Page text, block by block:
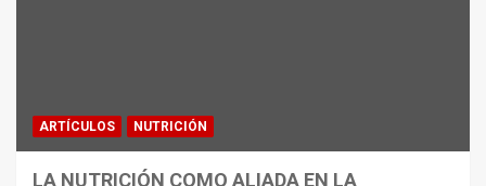
ARTÍCULOS NUTRICIÓN
LA NUTRICIÓN COMO ALIADA EN LA